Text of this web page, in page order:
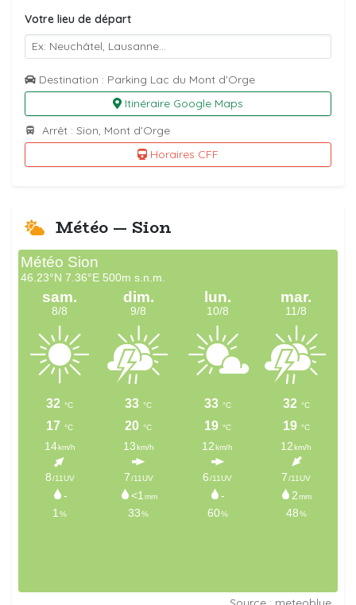
Votre lieu de départ
Destination : Parking Lac du Mont d'Orge
Itinéraire Google Maps
Arrêt : Sion, Mont d'Orge
Horaires CFF
Météo — Sion